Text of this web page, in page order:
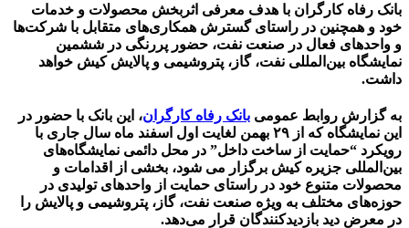
بانک رفاه کارگران با هدف معرفی اثربخش محصولات و خدمات
خود و همچنین در راستای گسترش همکاری‌های متقابل با شرکت‌ها
و واحدهای فعال در صنعت نفت، حضور پررنگی در ششمین
نمایشگاه بین‌المللی نفت، گاز، پتروشیمی و پالایش کیش خواهد
داشت.
به گزارش روابط عمومی بانک رفاه کارگران، این بانک با حضور در
این نمایشگاه که از ۲۹ بهمن لغایت اول اسفند ماه سال جاری با
رویکرد “حمایت از ساخت داخل” در محل دائمی نمایشگاه‌های
بین‌المللی جزیره کیش برگزار می شود، بخشی از اقدامات و
محصولات متنوع خود در راستای حمایت از واحدهای تولیدی در
حوزه‌های مختلف به‌ ویژه صنعت نفت، گاز، پتروشیمی و پالایش را
در معرض دید بازدیدکنندگان قرار می‌دهد.